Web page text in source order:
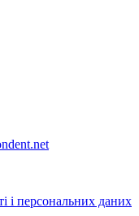
і персональних даних